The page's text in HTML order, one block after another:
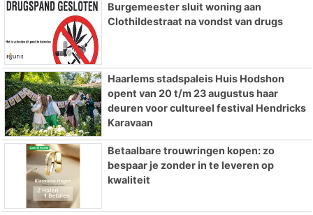
Burgemeester sluit woning aan
Clothildestraat na vondst van drugs
Haarlems stadspaleis Huis Hodshon
opent van 20 t/m 23 augustus haar
deuren voor cultureel festival Hendricks
Karavaan
Betaalbare trouwringen kopen: zo
bespaar je zonder in te leveren op
kwaliteit